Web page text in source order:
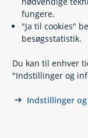
fungere.
"Ja til cookies"
besøgsstatistik.
Du kan til enhver
"Indstillinger og
Indstillinger
Enlig eller
Enlig eller
Enlig eller